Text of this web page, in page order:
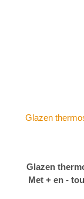
Glazen
Glazen
Met + en -